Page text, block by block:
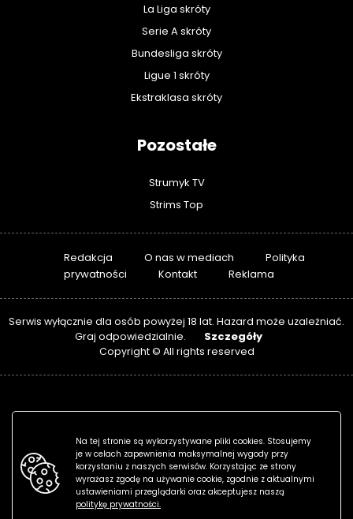
La Liga skróty
Serie A skróty
Bundesliga skróty
Ligue 1 skróty
Ekstraklasa skróty
Pozostałe
Strumyk TV
Strims Top
Redakcja O nas w mediach
Polityka
prywatności
Kontakt Reklama
Serwis wyłącznie dla osób powyżej 18 lat. Hazard może uzależniać.
Graj odpowiedzialnie.
Szczegóły
Copyright © All rights reserved
Na tej stronie są wykorzystywane pliki cookies. Stosujemy
je w celach zapewnienia maksymalnej wygody przy
korzystaniu z naszych serwisów. Korzystając ze strony
wyrażasz zgodę na używanie cookie, zgodnie z aktualnymi
ustawieniami przeglądarki oraz akceptujesz naszą
politykę prywatności.